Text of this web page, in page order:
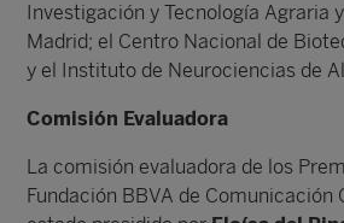
Investigación y Tecnología Agraria
Madrid; el Centro Nacional de
y el Instituto de Neurociencias de
Comisión Evaluadora
La comisión evaluadora de los
Fundación BBVA de Comunicación